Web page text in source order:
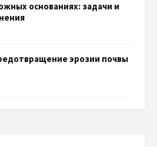
основаниях: задачи и
эрозии почвы